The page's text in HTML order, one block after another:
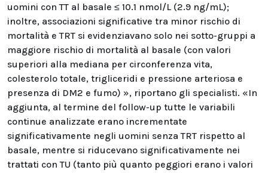
uomini con TT al basale ≤ 10.1 nmol/L (2.9 ng/mL);
inoltre, associazioni significative tra minor rischio di
mortalità e TRT si evidenziavano solo nei sotto-gruppi a
maggiore rischio di mortalità al basale (con valori
superiori alla mediana per circonferenza vita,
colesterolo totale, trigliceridi e pressione arteriosa e
presenza di DM2 e fumo) », riportano gli specialisti. «In
aggiunta, al termine del follow-up tutte le variabili
continue analizzate erano incrementate
significativamente negli uomini senza TRT rispetto al
basale, mentre si riducevano significativamente nei
trattati con TU (tanto più quanto peggiori erano i valori